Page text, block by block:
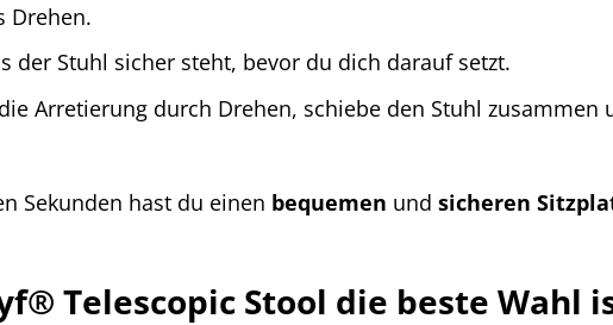
Drehen.
der Stuhl sicher steht, bevor du dich darauf setzt.
Arretierung durch Drehen, schiebe den Stuhl zusammen
Sekunden hast du einen bequemen undsicheren
Telescopic Stool die beste Wahl